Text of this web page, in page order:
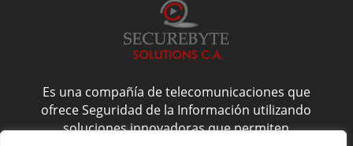
Es una compañía de telecomunicaciones que
ofrece Seguridad de la Información utilizando
soluciones innovadoras que permiten